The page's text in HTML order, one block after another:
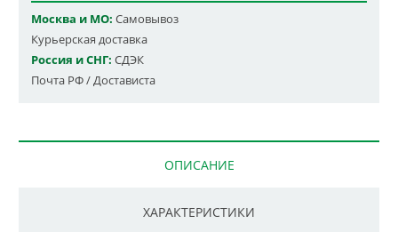
Москва и МО: Самовывоз
Курьерская доставка
Россия и СНГ: СДЭК
Почта РФ / Достависта
ОПИСАНИЕ
ХАРАКТЕРИСТИКИ